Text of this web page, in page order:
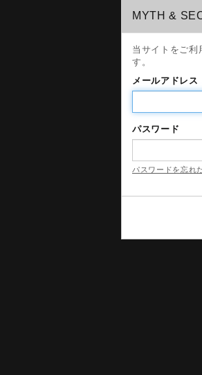
MYTH &
当サイトをご利
す。
メールアドレス
パスワード
パスワードを忘れ